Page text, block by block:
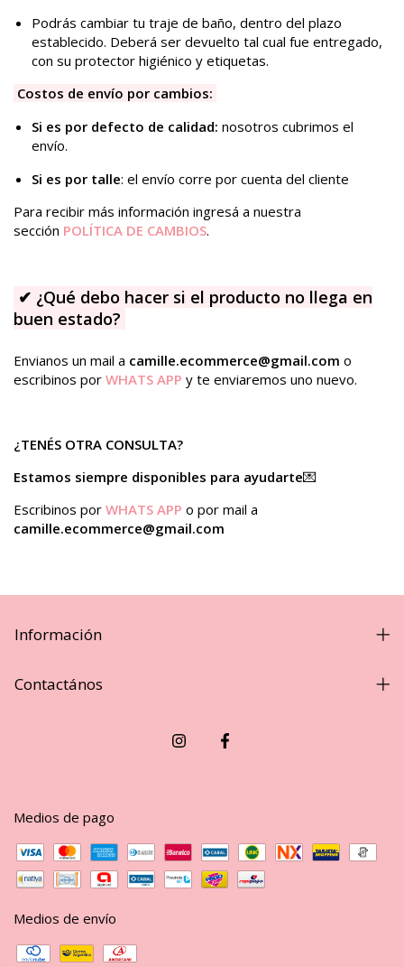
Podrás cambiar tu traje de baño, dentro del plazo
establecido. Deberá ser devuelto tal cual fue entregado,
con su protector higiénico y etiquetas.
Costos de envío por cambios:
Si es por defecto de calidad: nosotros cubrimos el
envío.
Si es por talle: el envío corre por cuenta del cliente
Para recibir más información ingresá a nuestra
sección POLÍTICA DE CAMBIOS.
✔ ¿Qué debo hacer si el producto no llega en
buen estado?
Envianos un mail a camille.ecommerce@gmail.com o
escribinos por WHATS APP y te enviaremos uno nuevo.
¿TENÉS OTRA CONSULTA?
Estamos siempre disponibles para ayudarte💌
Escribinos por WHATS APP o por mail a
camille.ecommerce@gmail.com
Información
Contactános
Medios de pago
Medios de envío